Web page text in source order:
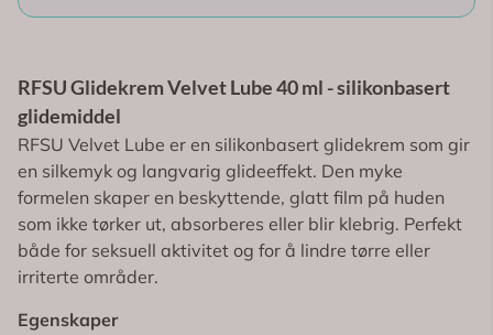
RFSU Glidekrem Velvet Lube 40 ml - silikonbasert
glidemiddel
RFSU Velvet Lube er en silikonbasert glidekrem som gir
en silkemyk og langvarig glideeffekt. Den myke
formelen skaper en beskyttende, glatt film på huden
som ikke tørker ut, absorberes eller blir klebrig. Perfekt
både for seksuell aktivitet og for å lindre tørre eller
irriterte områder.
Egenskaper